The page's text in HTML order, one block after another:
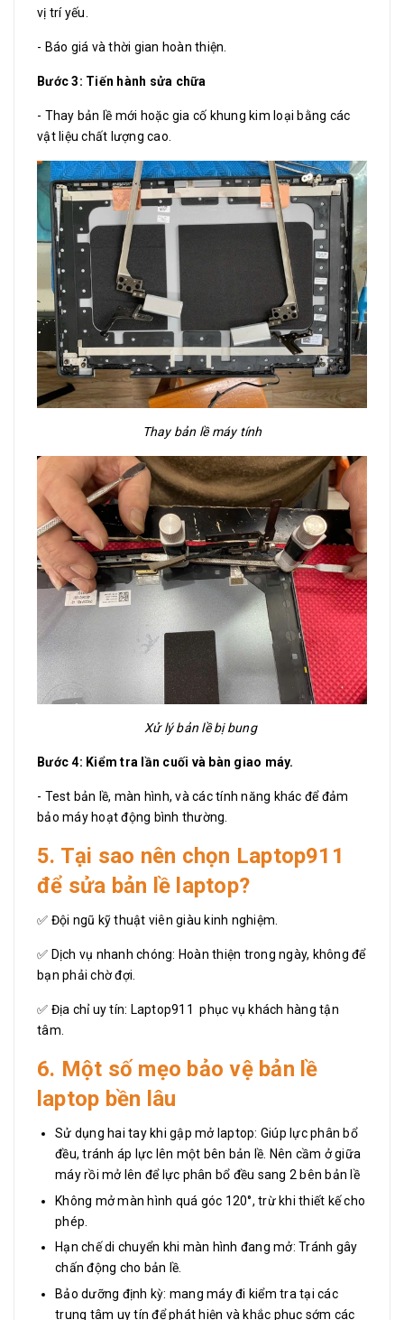
vị trí yếu.
- Báo giá và thời gian hoàn thiện.
Bước 3: Tiến hành sửa chữa
- Thay bản lề mới hoặc gia cố khung kim loại bằng các
vật liệu chất lượng cao.
Thay bản lề máy tính
Xử lý bản lề bị bung
Bước 4: Kiểm tra lần cuối và bàn giao máy.
- Test bản lề, màn hình, và các tính năng khác để đảm
bảo máy hoạt động bình thường.
5. Tại sao nên chọn Laptop911
để sửa bản lề laptop?
✅ Đội ngũ kỹ thuật viên giàu kinh nghiệm.
✅ Dịch vụ nhanh chóng: Hoàn thiện trong ngày, không để
bạn phải chờ đợi.
✅ Địa chỉ uy tín: Laptop911 phục vụ khách hàng tận
tâm.
6. Một số mẹo bảo vệ bản lề
laptop bền lâu
Sử dụng hai tay khi gập mở laptop: Giúp lực phân bổ
đều, tránh áp lực lên một bên bản lề. Nên cầm ở giữa
máy rồi mở lên để lực phân bổ đều sang 2 bên bản lề
Không mở màn hình quá góc 120°, trừ khi thiết kế cho
phép.
Hạn chế di chuyển khi màn hình đang mở: Tránh gây
chấn động cho bản lề.
Bảo dưỡng định kỳ: mang máy đi kiểm tra tại các
trung tâm uy tín để phát hiện và khắc phục sớm các